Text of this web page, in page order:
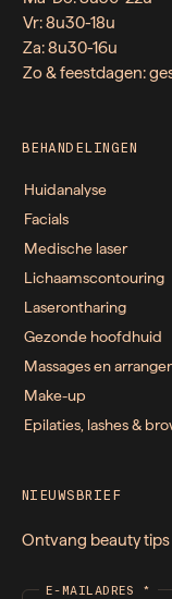
Vr: 8u30-18u
Za: 8u30-16u
Zo & feestdagen:
BEHANDELINGEN
Huidanalyse
Facials
Medische laser
Lichaamscontouring
Laserontharing
Gezonde hoofdhuid
Massages en
Make-up
Epilaties, lashes &
NIEUWSBRIEF
Ontvang beauty tips
E-MAILADRES *